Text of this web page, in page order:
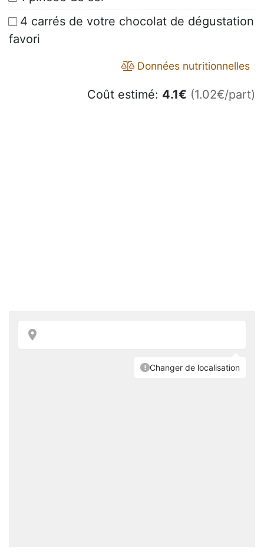
4 carrés de votre chocolat de dégustation
favori
Données nutritionnelles
Coût estimé: 4.1€ (1.02€/part)